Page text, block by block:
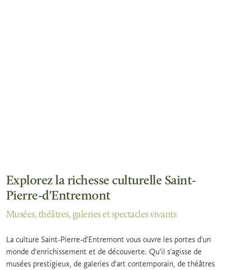
Explorez la richesse culturelle Saint-
Pierre-d'Entremont
Musées, théâtres, galeries et spectacles vivants
La culture Saint-Pierre-d'Entremont vous ouvre les portes d'un
monde d'enrichissement et de découverte. Qu'il s'agisse de
musées prestigieux, de galeries d'art contemporain, de théâtres